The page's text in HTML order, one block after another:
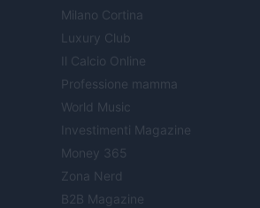
Milano Cortina
Luxury Club
Il Calcio Online
Professione mamma
World Music
Investimenti Magazine
Money 365
Zona Nerd
B2B Magazine